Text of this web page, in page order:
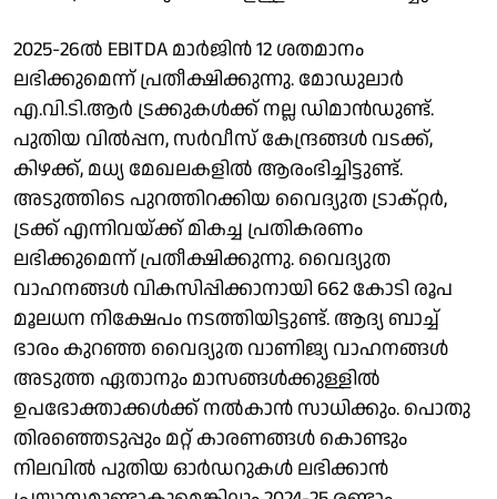
2025-26ല്‍ EBITDA മാര്‍ജിന്‍ 12 ശതമാനം
ലഭിക്കുമെന്ന് പ്രതീക്ഷിക്കുന്നു. മോഡുലാര്‍
എ.വി.ടി.ആര്‍ ട്രക്കുകള്‍ക്ക് നല്ല ഡിമാന്‍ഡുണ്ട്.
പുതിയ വില്‍പ്പന, സര്‍വീസ് കേന്ദ്രങ്ങള്‍ വടക്ക്,
കിഴക്ക്, മധ്യ മേഖലകളില്‍ ആരംഭിച്ചിട്ടുണ്ട്.
അടുത്തിടെ പുറത്തിറക്കിയ വൈദ്യുത ട്രാക്റ്റര്‍,
ട്രക്ക് എന്നിവയ്ക്ക് മികച്ച പ്രതികരണം
ലഭിക്കുമെന്ന് പ്രതീക്ഷിക്കുന്നു. വൈദ്യുത
വാഹനങ്ങള്‍ വികസിപ്പിക്കാനായി 662 കോടി രൂപ
മൂലധന നിക്ഷേപം നടത്തിയിട്ടുണ്ട്. ആദ്യ ബാച്ച്
ഭാരം കുറഞ്ഞ വൈദ്യുത വാണിജ്യ വാഹനങ്ങള്‍
അടുത്ത ഏതാനും മാസങ്ങള്‍ക്കുള്ളില്‍
ഉപഭോക്താക്കള്‍ക്ക് നല്‍കാന്‍ സാധിക്കും. പൊതു
തിരഞ്ഞെടുപ്പും മറ്റ് കാരണങ്ങള്‍ കൊണ്ടും
നിലവില്‍ പുതിയ ഓര്‍ഡറുകള്‍ ലഭിക്കാന്‍